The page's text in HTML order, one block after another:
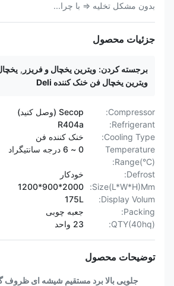
بدون مشکل تخلیه ⇒ با چرا...
جزئیات محصول
برجسته کردن: ویترین یخچال و فریزر ,
ویترین یخچال فن خنک کننده Deli
Compressor:
Secop (وصل کنید)
Refrigerant:
R404a
Cooling Type:
خنک کننده فن
Temperature
Range(°C):
0 ~ 6 درجه سانتیگراد
Defrost:
خودکار
Size(L*W*H)Mm:
2000*900*1200
Display Volum:
175L
Packing:
جعبه چوبی
QTY(40hq):
23 واحد
توضیحات محصول
جلویی بالا برد مستقیم شیشه ای